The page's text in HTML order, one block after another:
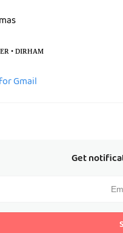
• ᴅɪʀʜᴀᴍ
Gmail
Get